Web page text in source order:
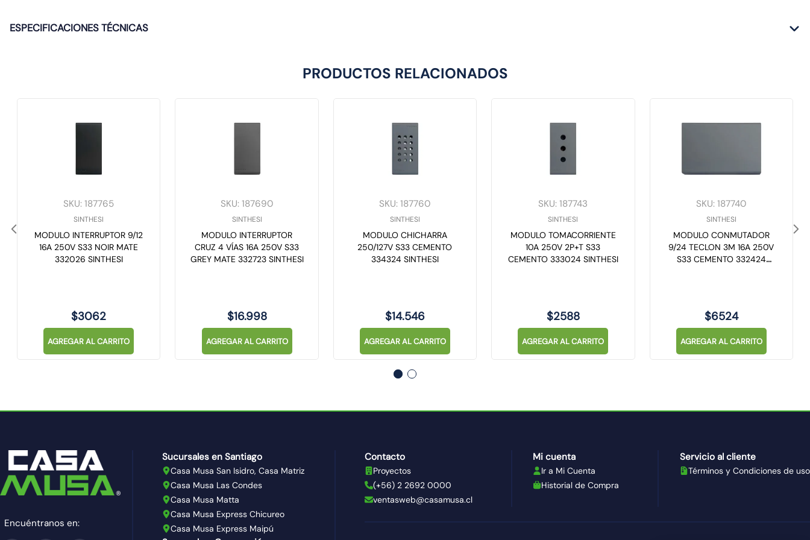
ESPECIFICACIONES TÉCNICAS
PRODUCTOS RELACIONADOS
SKU:187765
SINTHESI
MODULO INTERRUPTOR 9/12
16A 250V S33 NOIR MATE
332026 SINTHESI
$3062
AGREGAR AL CARRITO
SKU:187690
SINTHESI
MODULO INTERRUPTOR
CRUZ 4 VÍAS 16A 250V S33
GREY MATE 332723 SINTHESI
$16.998
AGREGAR AL CARRITO
SKU:187760
SINTHESI
MODULO CHICHARRA
250/127V S33 CEMENTO
334324 SINTHESI
$14.546
AGREGAR AL CARRITO
SKU:187743
SINTHESI
MODULO TOMACORRIENTE
10A 250V 2P+T S33
CEMENTO 333024 SINTHESI
$2588
AGREGAR AL CARRITO
SKU:187740
SINTHESI
MODULO CONMUTADOR
9/24 TECLON 3M 16A 250V
S33 CEMENTO 332424
$6524
AGREGAR AL CARRITO
Encuéntranos en:
Sucursales en Santiago
Casa Musa San Isidro, Casa Matriz
Casa Musa Las Condes
Casa Musa Matta
Casa Musa Express Chicureo
Casa Musa Express Maipú
Contacto
Proyectos
(+56) 2 2692 0000
ventasweb@casamusa.cl
Mi cuenta
Ir a Mi Cuenta
Historial de Compra
Servicio al cliente
Términos y Condiciones de uso